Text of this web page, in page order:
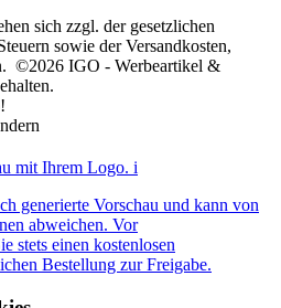
sich zzgl. der gesetzlichen
sowie der Versandkosten,
©2026 IGO - Werbeartikel &
mit Ihrem Logo. i
generierte Vorschau und kann von
abweichen. Vor
stets einen kostenlosen
Bestellung zur Freigabe.